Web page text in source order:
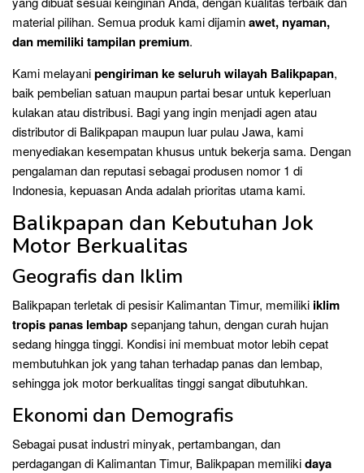
material pilihan. Semua produk kami dijaminawet, nyaman,
dan memiliki tampilan premium.
Kami melayanipengiriman ke seluruh wilayah Balikpapan,
baik pembelian satuan maupun partai besar untuk keperluan
kulakan atau distribusi. Bagi yang ingin menjadi agen atau
distributor di Balikpapan maupun luar pulau Jawa, kami
menyediakan kesempatan khusus untuk bekerja sama. Dengan
pengalaman dan reputasi sebagai produsen nomor 1 di
Indonesia, kepuasan Anda adalah prioritas utama kami.
Balikpapan dan Kebutuhan Jok
Motor Berkualitas
Geografis dan Iklim
Balikpapan terletak di pesisir Kalimantan Timur, memiliki iklim
tropis panas lembapsepanjang tahun, dengan curah hujan
sedang hingga tinggi. Kondisi ini membuat motor lebih cepat
membutuhkan jok yang tahan terhadap panas dan lembap,
sehingga jok motor berkualitas tinggi sangat dibutuhkan.
Ekonomi dan Demografis
Sebagai pusat industri minyak, pertambangan, dan
perdagangan di Kalimantan Timur, Balikpapan memilikidaya